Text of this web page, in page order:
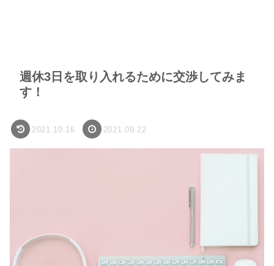
週休3日を取り入れるために交渉してみま
す！
2021.10.16 2021.09.22